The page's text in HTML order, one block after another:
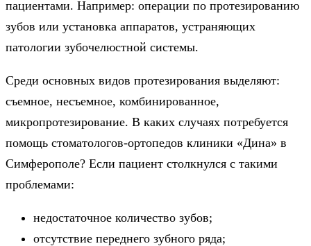
пациентами. Например: операции по протезированию
зубов или установка аппаратов, устраняющих
патологии зубочелюстной системы.
Среди основных видов протезирования выделяют:
съемное, несъемное, комбинированное,
микропротезирование. В каких случаях потребуется
помощь стоматологов-ортопедов клиники «Дина» в
Симферополе? Если пациент столкнулся с такими
проблемами:
недостаточное количество зубов;
отсутствие переднего зубного ряда;